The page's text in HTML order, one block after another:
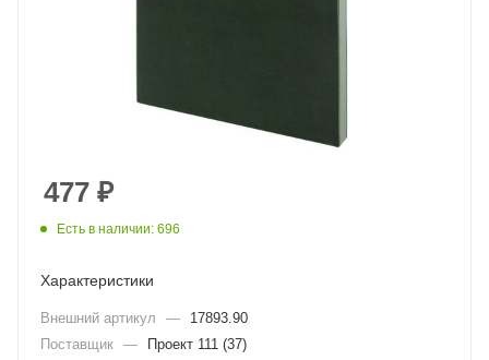
477 ₽
Есть в наличии: 696
Характеристики
Внешний артикул —
17893.90
Поставщик —
Проект 111 (37)